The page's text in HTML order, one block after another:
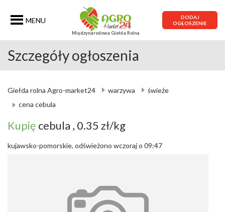
MENU
Międzynarodowa Giełda Rolna
DODAJ
OGŁOSZENIE
Szczegóły ogłoszenia
Giełda rolna Agro-market24 warzywa
świeże
cena cebula
Kupię cebula , 0.35 zł/kg
kujawsko-pomorskie, odświeżono wczoraj o 09:47